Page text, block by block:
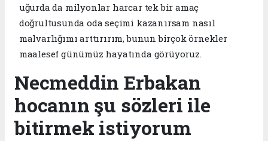
uğurda da milyonlar harcar tek bir amaç
doğrultusunda oda seçimi kazanırsam nasıl
malvarlığımı arttırırım, bunun birçok örnekler
maalesef günümüz hayatında görüyoruz.
Necmeddin Erbakan
hocanın şu sözleri ile
bitirmek istiyorum